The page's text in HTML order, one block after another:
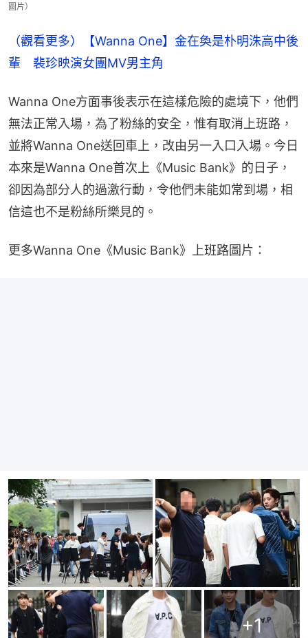
圖片）
（觀看更多）【Wanna One】金在奐是朴明洙高中後
輩　裴珍映演女團MV男主角
Wanna One方面事後表示在這樣危險的處境下，他們
無法正常入場，為了粉絲的安全，惟有取消上班路，
並將Wanna One送回車上，改由另一入口入場。今日
本來是Wanna One首次上《Music Bank》的日子，
卻因為部分人的過激行動，令他們未能如常到場，相
信這也不是粉絲所樂見的。
更多Wanna One《Music Bank》上班路圖片：
+1